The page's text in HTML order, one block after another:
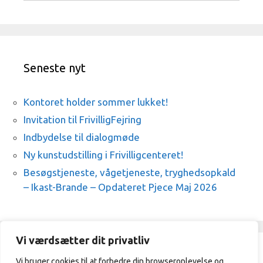
Vi værdsætter dit privatliv
Seneste nyt
Kontoret holder sommer lukket!
Invitation til FrivilligFejring
Indbydelse til dialogmøde
Ny kunstudstilling i Frivilligcenteret!
Besøgstjeneste, vågetjeneste, tryghedsopkald
– Ikast-Brande – Opdateret Pjece Maj 2026